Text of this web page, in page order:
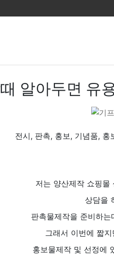
알아두면 유
전시, 판촉, 홍보, 기념품,
저는 양산제작 쇼핑몰
상담을
판촉물제작을 준비하
그래서 이번에 짧
홍보물제작 및 선정에